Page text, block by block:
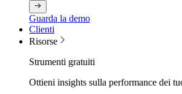
Guarda la demo
Clienti
Risorse
Strumenti gratuiti
Ottieni insights sulla performance dei